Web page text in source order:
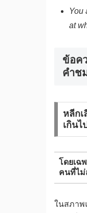
You
at
ข้อค
คําช
หลีก
เกินไ
โดยเฉ
คนที่ไ
ในสภาพ